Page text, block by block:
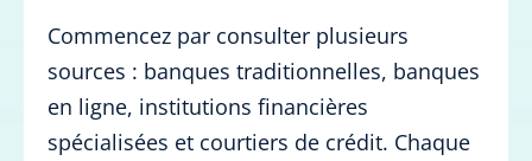
Commencez par consulter plusieurs
sources : banques traditionnelles, banques
en ligne, institutions financières
spécialisées et courtiers de crédit. Chaque